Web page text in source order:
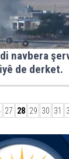
navbera
de derket.
27 28 29 30 31